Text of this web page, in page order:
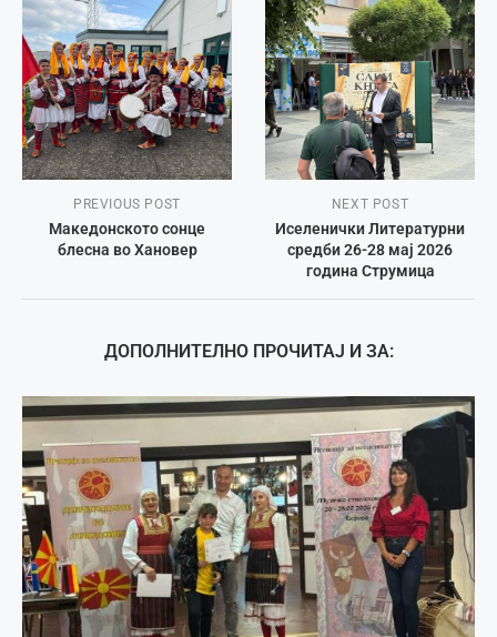
PREVIOUS POST
Македонското сонце
блесна во Хановер
NEXT POST
Иселенички Литературни
средби 26-28 мај 2026
година Струмица
ДОПОЛНИТЕЛНО ПРОЧИТАЈ И ЗА: